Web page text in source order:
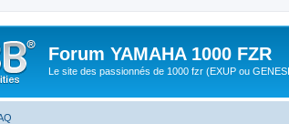
Forum YAMAHA 1000 FZR
Le site des passionnés de 1000 fzr (EXUP ou